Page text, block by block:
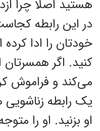
هستید اصلا چرا
در این رابطه
خودتان را ادا
کنید. اگر همسرتان
می‌کند و فراموش
یک رابطه زناشویی
او بزنید. او را